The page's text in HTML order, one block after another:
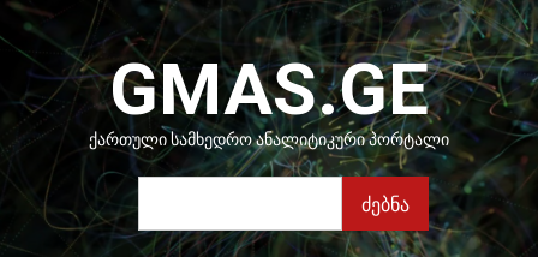
Skip
to
content
GMAS.GE
ᲥᲐᲠᲗᲣᲚᲘ ᲡᲐᲛᲮᲔᲓᲠᲝ ᲐᲜᲐᲚᲘᲢᲘᲙᲣᲠᲘ ᲞᲝᲠᲢᲐᲚᲘ
ძებნა